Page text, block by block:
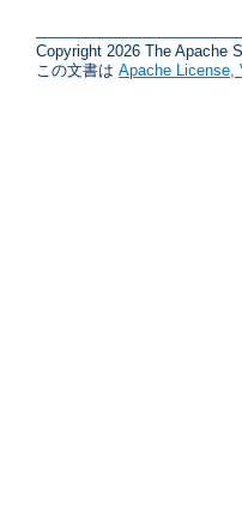
Copyright 2026 The Apache
この文書は Apache License,